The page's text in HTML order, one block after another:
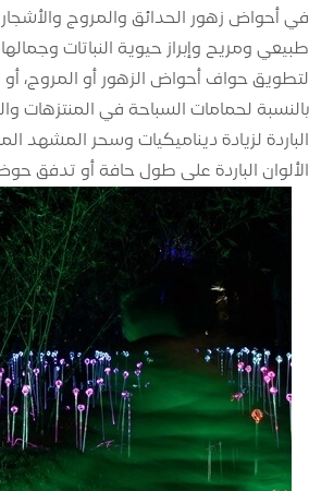
لتطويق حواف أحواض الزهور أو المروج، أو
الألوان الباردة على طول حافة أو تدفق